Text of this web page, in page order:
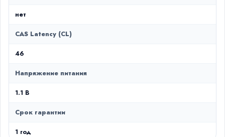
нет
CAS Latency (CL)
46
Напряжение питания
1.1 В
Срок гарантии
1 год